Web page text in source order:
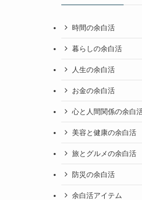
時間の余白活
暮らしの余白活
人生の余白活
お金の余白活
心と人間関係の余白
美容と健康の余白活
旅とグルメの余白活
防災の余白活
余白活アイテム